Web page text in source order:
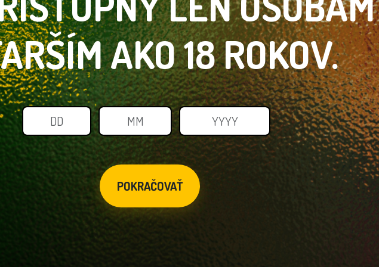
AKO 18 ROKOV.
POKRAČOVAŤ